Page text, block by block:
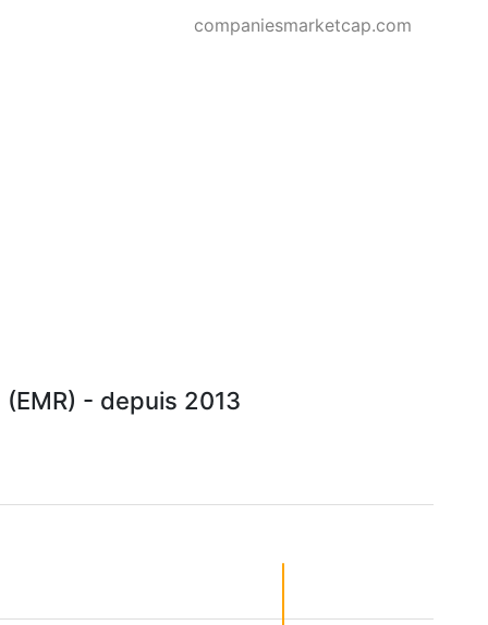
companiesmarketcap.com
- depuis 2013